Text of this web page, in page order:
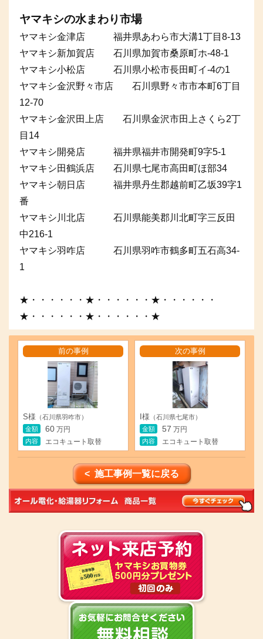
ヤマキシの水まわり市場
ヤマキシ金津店 福井県あわら市大溝1丁目8-13
ヤマキシ新加賀店 石川県加賀市桑原町ホ-48-1
ヤマキシ小松店 石川県小松市長田町イ-4の1
ヤマキシ金沢野々市店 石川県野々市市本町6丁目
12-70
ヤマキシ金沢田上店 石川県金沢市田上さくら2丁
目14
ヤマキシ開発店 福井県福井市開発町9字5-1
ヤマキシ田鶴浜店 石川県七尾市高田町ほ部34
ヤマキシ朝日店 福井県丹生郡越前町乙坂39字1
番
ヤマキシ川北店 石川県能美郡川北町字三反田
中216-1
ヤマキシ羽咋店 石川県羽咋市鶴多町五石高34-
1
★・・・・・・★・・・・・・★・・・・・・
★・・・・・・★・・・・・・★
前の事例
S様 （石川県羽咋市）
金額
60 万円
内容
エコキュート取替
次の事例
I様 （石川県七尾市）
金額
57 万円
内容
エコキュート取替
< 施工事例一覧に戻る